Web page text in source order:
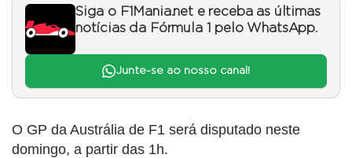
Siga o F1Mania.net e receba as últimas
notícias da Fórmula 1 pelo WhatsApp.
Junte-se ao nosso canal!
O GP da Austrália de F1 será disputado neste
domingo, a partir das 1h.